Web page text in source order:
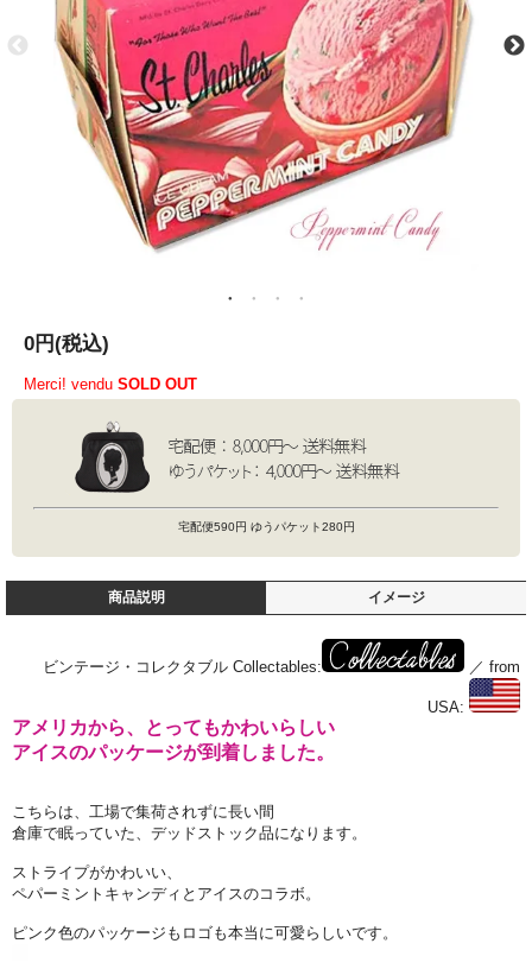
0円(税込)
Merci! vendu SOLD OUT
宅配便590円 ゆうパケット280円
商品説明 イメージ
ビンテージ・コレクタブル Collectables: ／ from
USA:
アメリカから、とってもかわいらしい
アイスのパッケージが到着しました。
こちらは、工場で集荷されずに長い間
倉庫で眠っていた、デッドストック品になります。
ストライプがかわいい、
ペパーミントキャンディとアイスのコラボ。
ピンク色のパッケージもロゴも本当に可愛らしいです。